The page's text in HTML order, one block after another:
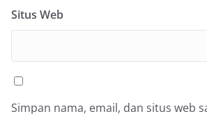
Situs Web
Simpan nama, email, dan situs web